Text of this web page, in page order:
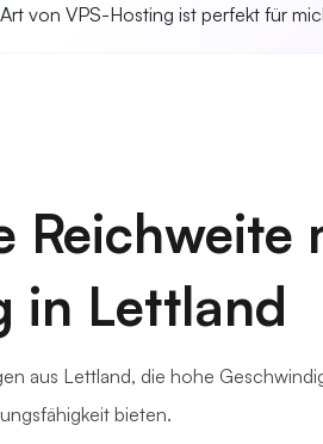
von VPS-Hosting ist perfekt für
Reichweite
in Lettland
aus Lettland, die hohe
bieten.